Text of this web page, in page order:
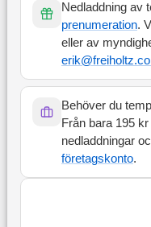
Nedladdning av
prenumeration.
eller av
Behöver du
Från bara 195
nedladdningar
företagskonto.